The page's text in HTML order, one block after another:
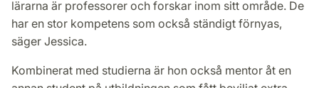
lärarna är professorer och forskar inom sitt område. De
har en stor kompetens som också ständigt förnyas,
säger Jessica.
Kombinerat med studierna är hon också mentor åt en